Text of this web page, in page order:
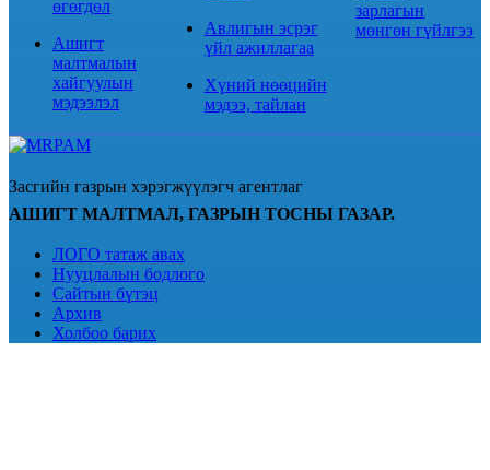
өгөгдөл
Ашигт
малтмалын
хайгуулын
мэдээлэл
Авлигын эсрэг
үйл ажиллагаа
Хүний нөөцийн
мэдээ, тайлан
зарлагын
мөнгөн гүйлгээ
Засгийн газрын хэрэгжүүлэгч агентлаг
АШИГТ МАЛТМАЛ, ГАЗРЫН ТОСНЫ ГАЗАР.
ЛОГО татаж авах
Нууцлалын бодлого
Сайтын бүтэц
Архив
Холбоо барих